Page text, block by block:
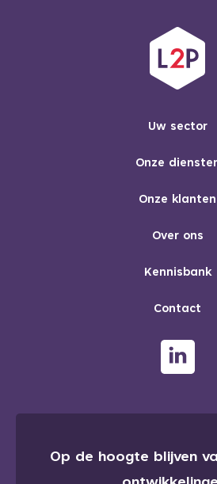
Uw sector
Onze
Onze klanten
Over ons
Kennisbank
Contact
Op de hoogte blijven